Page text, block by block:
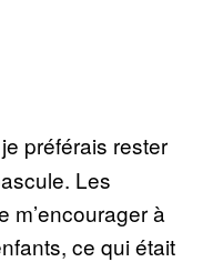
préférais rester
Les
m’encourager à
ce qui était